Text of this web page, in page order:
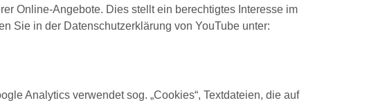
Online-Angebote. Dies stellt ein berechtigtes Interesse im
Sie in der Datenschutzerklärung von YouTube unter:
Analytics verwendet sog. „Cookies“, Textdateien, die auf